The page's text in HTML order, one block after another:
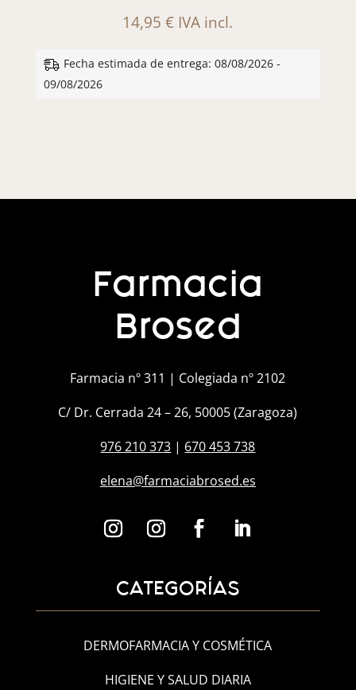
14,95€ IVA incl.
Fecha estimada de entrega: 08/08/2026 -
09/08/2026
Farmacia
Brosed
Farmacia nº 311 | Colegiada nº 2102
C/ Dr. Cerrada 24 – 26, 50005 (Zaragoza)
976 210 373 | 670 453 738
elena@farmaciabrosed.es
CATEGORÍAS
DERMOFARMACIA Y COSMÉTICA
HIGIENE Y SALUD DIARIA